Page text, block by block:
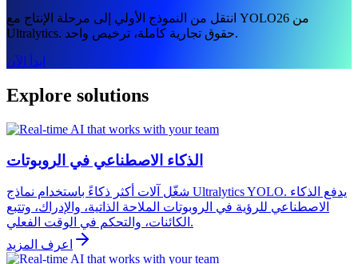
انتقل من النموذج الأولي إلى مرحلة الإنتاج مع YOLO26 من
Ultralytics. حقوق تجارية كاملة، ترخيص واحد.
ابدأ الآن
Explore solutions
الذكاء الاصطناعي في الروبوتات
شغّل آلات أكثر ذكاءً باستخدام نماذج Ultralytics YOLO. يدفع الذكاء
الاصطناعي للرؤية في الروبوتات الملاحة الذاتية، والإدراك، وتتبع
الكائنات، والتحكم في الوقت الفعلي.
اعرف المزيد